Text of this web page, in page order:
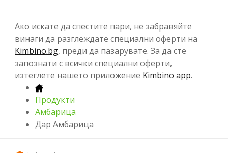
Ако искате да спестите пари, не забравяйте
винаги да разглеждате специални оферти на
Kimbino.bg, преди да пазарувате. За да сте
запознати с всички специални оферти,
изтеглете нашето приложение Kimbino app.
Продукти
Амбарица
Дар Амбарица